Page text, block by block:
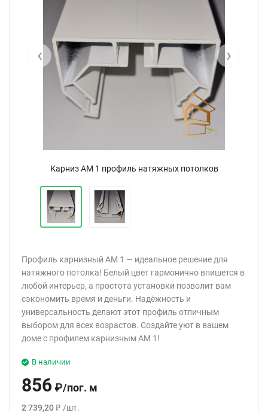
Карниз АМ 1 профиль натяжных потолков
‹ ›
Профиль карнизный АМ 1 — идеальное решение для
натяжного потолка! Белый цвет гармонично впишется в
любой интерьер, а простота установки позволит вам
сэкономить время и деньги. Надёжность и
универсальность делают этот профиль отличным
выбором для всех возрастов. Создайте уют в вашем
доме с профилем карнизным АМ 1!
В наличии
856 ₽/пог. м
2 739,20₽ /шт.